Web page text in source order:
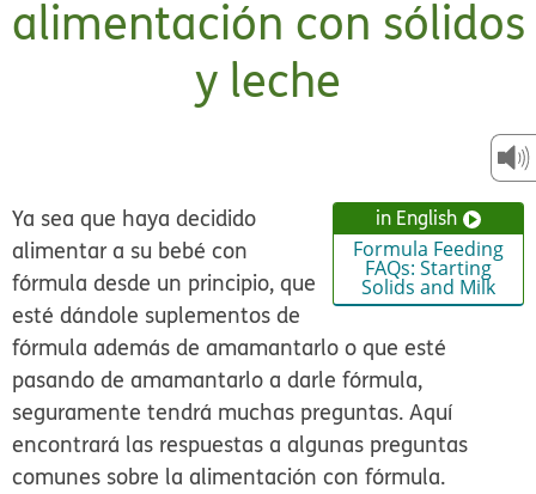
alimentación con sólidos
y leche
in English
Formula Feeding
FAQs: Starting
Solids and Milk
Ya sea que haya decidido
alimentar a su bebé con
fórmula desde un principio, que
esté dándole suplementos de
fórmula además de amamantarlo o que esté
pasando de amamantarlo a darle fórmula,
seguramente tendrá muchas preguntas. Aquí
encontrará las respuestas a algunas preguntas
comunes sobre la alimentación con fórmula.